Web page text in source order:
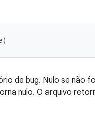
de bug. Nulo se não
nulo. O arquivo